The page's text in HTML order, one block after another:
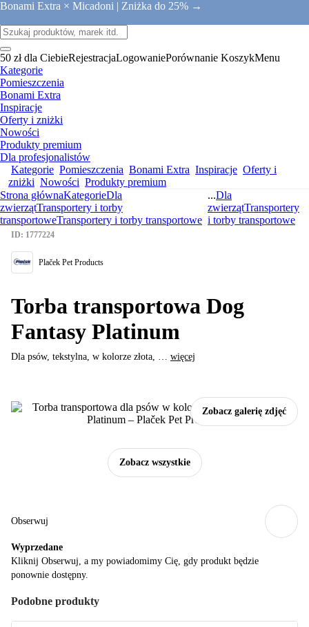
Bonami Extra × Micadoni | Zniżka do 25% →
50 zł dla CiebieRejestracjaLogowaniePorównanie KoszykMenu
Kategorie
Pomieszczenia
Bonami Extra
Inspiracje
Oferty i zniżki
Nowości
Produkty premium
Dla profesjonalistów
Kategorie Pomieszczenia Bonami Extra Inspiracje Oferty i
zniżki Nowości Produkty premium
Strona głównaKategorieDla
zwierzątTransportery i torby
transportoweTransportery i torby transportowe
...Dla
zwierzątTransportery
i torby transportowe
Zobacz galerię zdjęć
Zobacz wszystkie
ID: 1777224
Plaček Pet Products
Torba transportowa Dog
Fantasy Platinum
Dla psów, tekstylna, w kolorze złota, … więcej
Obserwuj
Wyprzedane
Kliknij Obserwuj, a my powiadomimy Cię, gdy produkt będzie
ponownie dostępny.
Podobne produkty